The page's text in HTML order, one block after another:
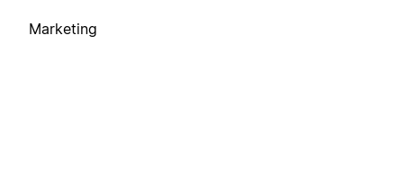
Marketing